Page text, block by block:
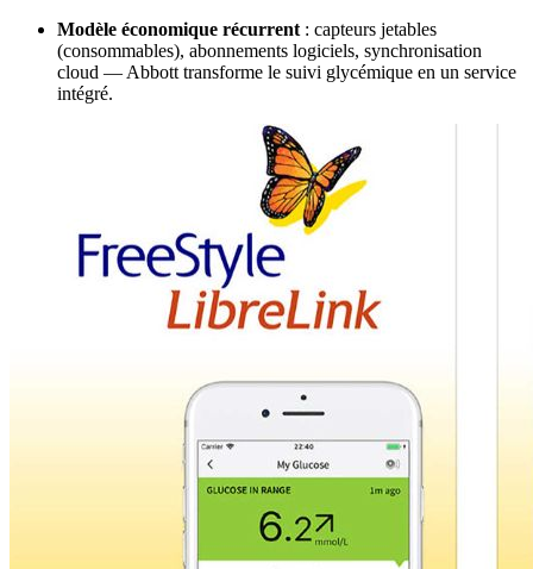
Modèle économique récurrent : capteurs jetables
(consommables), abonnements logiciels, synchronisation
cloud — Abbott transforme le suivi glycémique en un service
intégré.